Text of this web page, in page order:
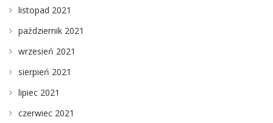
listopad 2021
październik 2021
wrzesień 2021
sierpień 2021
lipiec 2021
czerwiec 2021